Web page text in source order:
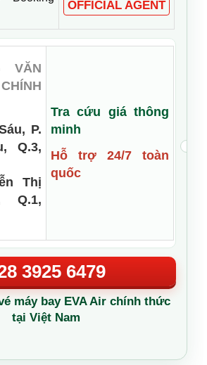
OFFICIAL AGENT
VĂN
P.
Q.3,
Thị
Q.1,
Tra cứu giá thông
minh
Hỗ trợ 24/7 toàn
quốc
3925 6479
máy bay EVA Air chính thức
tại Việt Nam